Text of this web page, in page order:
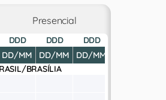
Presencial
DDD
DD/MM
DDD
DD/MM
DDD
DD/MM
BRASÍLIA